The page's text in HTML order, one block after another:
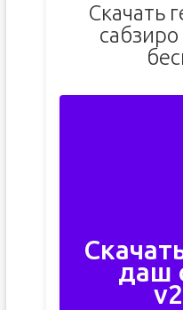
Скачать
даш